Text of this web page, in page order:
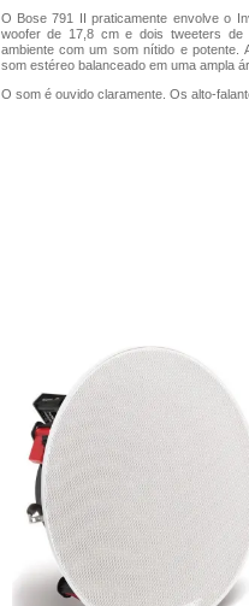
O Bose 791 II praticamente envolve o
woofer de 17,8 cm e dois tweeters de
ambiente com um som nítido e potente.
som estéreo balanceado em uma ampla
O som é ouvido claramente. Os alto-